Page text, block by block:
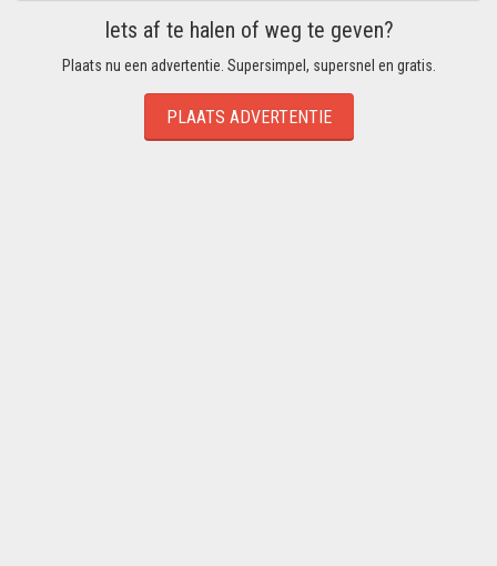
Iets af te halen of weg te geven?
Plaats nu een advertentie. Supersimpel, supersnel en gratis.
PLAATS ADVERTENTIE